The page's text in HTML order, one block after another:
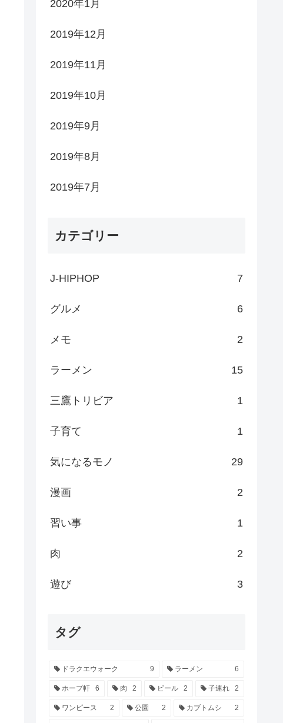
2020年1月
2019年12月
2019年11月
2019年10月
2019年9月
2019年8月
2019年7月
カテゴリー
J-HIPHOP 7
グルメ 6
メモ 2
ラーメン 15
三鷹トリビア 1
子育て 1
気になるモノ 29
漫画 2
習い事 1
肉 2
遊び 3
タグ
ドラクエウォーク 9 ラーメン 6
ホープ軒 6 肉 2 ビール 2 子連れ 2
ワンピース 2 公園 2 カブトムシ 2